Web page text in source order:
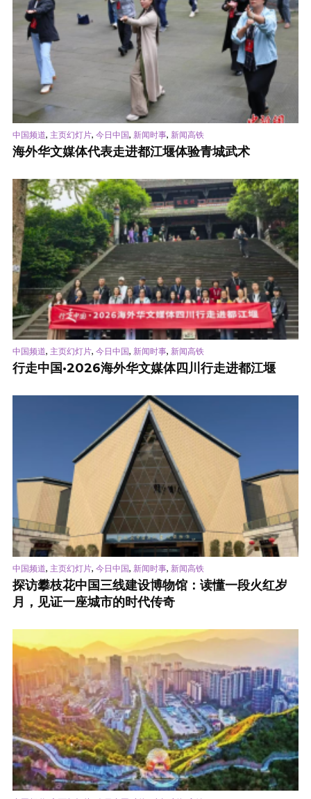
中国频道, 主页幻灯片, 今日中国, 新闻时事, 新闻高铁
海外华文媒体代表走进都江堰体验青城武术
中国频道, 主页幻灯片, 今日中国, 新闻时事, 新闻高铁
行走中国·2026海外华文媒体四川行走进都江堰
中国频道, 主页幻灯片, 今日中国, 新闻时事, 新闻高铁
探访攀枝花中国三线建设博物馆：读懂一段火红岁
月，见证一座城市的时代传奇